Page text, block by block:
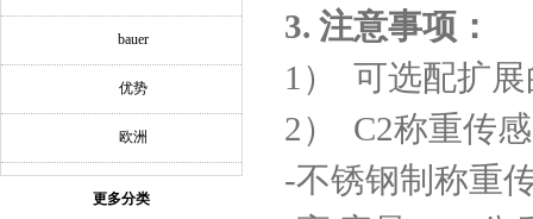
bauer
优势
欧洲
更多分类
3. 注意事项：
1） 可选配扩
2） C2称重传
-不锈钢制称重